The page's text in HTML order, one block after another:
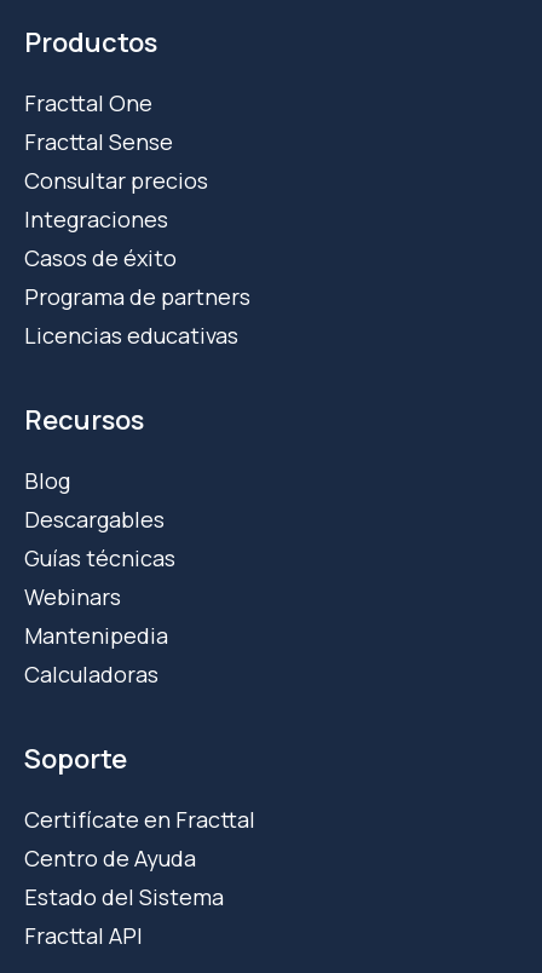
Productos
Fracttal One
Fracttal Sense
Consultar precios
Integraciones
Casos de éxito
Programa de partners
Licencias educativas
Recursos
Blog
Descargables
Guías técnicas
Webinars
Mantenipedia
Calculadoras
Soporte
Certifícate en Fracttal
Centro de Ayuda
Estado del Sistema
Fracttal API